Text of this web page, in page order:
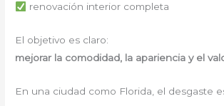
renovación interior completa
El objetivo es claro:
mejorar la comodidad, la apariencia y el
En una ciudad como Florida, el desgaste